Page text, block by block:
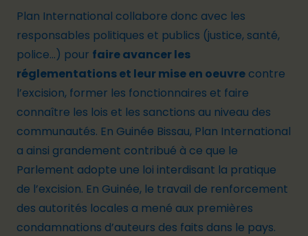
Plan International collabore donc avec les
responsables politiques et publics (justice, santé,
police…) pour faire avancer les
réglementations et leur mise en oeuvre contre
l’excision, former les fonctionnaires et faire
connaître les lois et les sanctions au niveau des
communautés. En Guinée Bissau, Plan International
a ainsi grandement contribué à ce que le
Parlement adopte une loi interdisant la pratique
de l’excision. En Guinée, le travail de renforcement
des autorités locales a mené aux premières
condamnations d’auteurs des faits dans le pays.